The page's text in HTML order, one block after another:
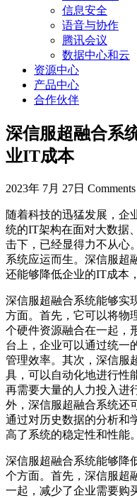
信息安全
语音与协作
腾讯会议
数据中心和云
资源中心
产品中心
合作伙伴
深信服超融合系
业IT成本
2023年 7月 27日
随着科技的迅猛发展，企
统的IT架构在面对大数据
击下，已经显得力不从心
系统应运而生。深信服超
还能够降低企业的IT成本
深信服超融合系统能够实
方面。首先，它可以将物
个硬件资源融合在一起，
台上，企业可以通过统一
管理效率。其次，深信服
具，可以自动化地进行性
再需要大量的人力投入进
外，深信服超融合系统还
通过对历史数据的分析和
高了系统的稳定性和性能。
深信服超融合系统能够降
个方面。首先，深信服超
一起，减少了企业需要购